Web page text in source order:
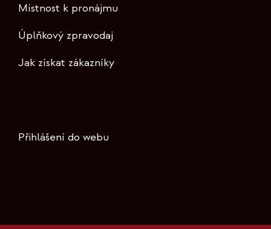
Místnost k pronájmu
Úplňkový zpravodaj
Jak získat zákazníky
Přihlášení do webu